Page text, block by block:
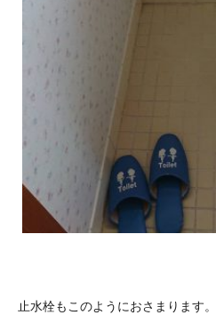
止水栓もこのようにおさまります。